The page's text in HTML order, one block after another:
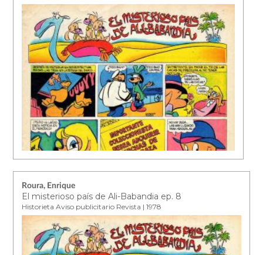
Roura, Enrique
El misterioso país de Ali-Babandia ep. 8
Historieta Aviso publicitario Revista | 1978